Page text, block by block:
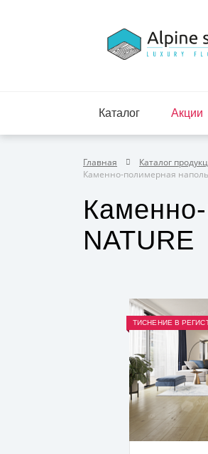
Каталог Акции
Главная Каталог
Каменно-полимерная
NATURE
ТИСНЕНИЕ В